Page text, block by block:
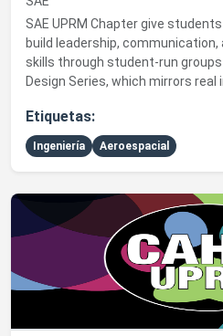
SAE UPRM Chapter give
build leadership,
skills through student-run groups
Design Series, which mirrors real
Etiquetas:
Ingeniería Aeroespacial
Ver detalles de Computing